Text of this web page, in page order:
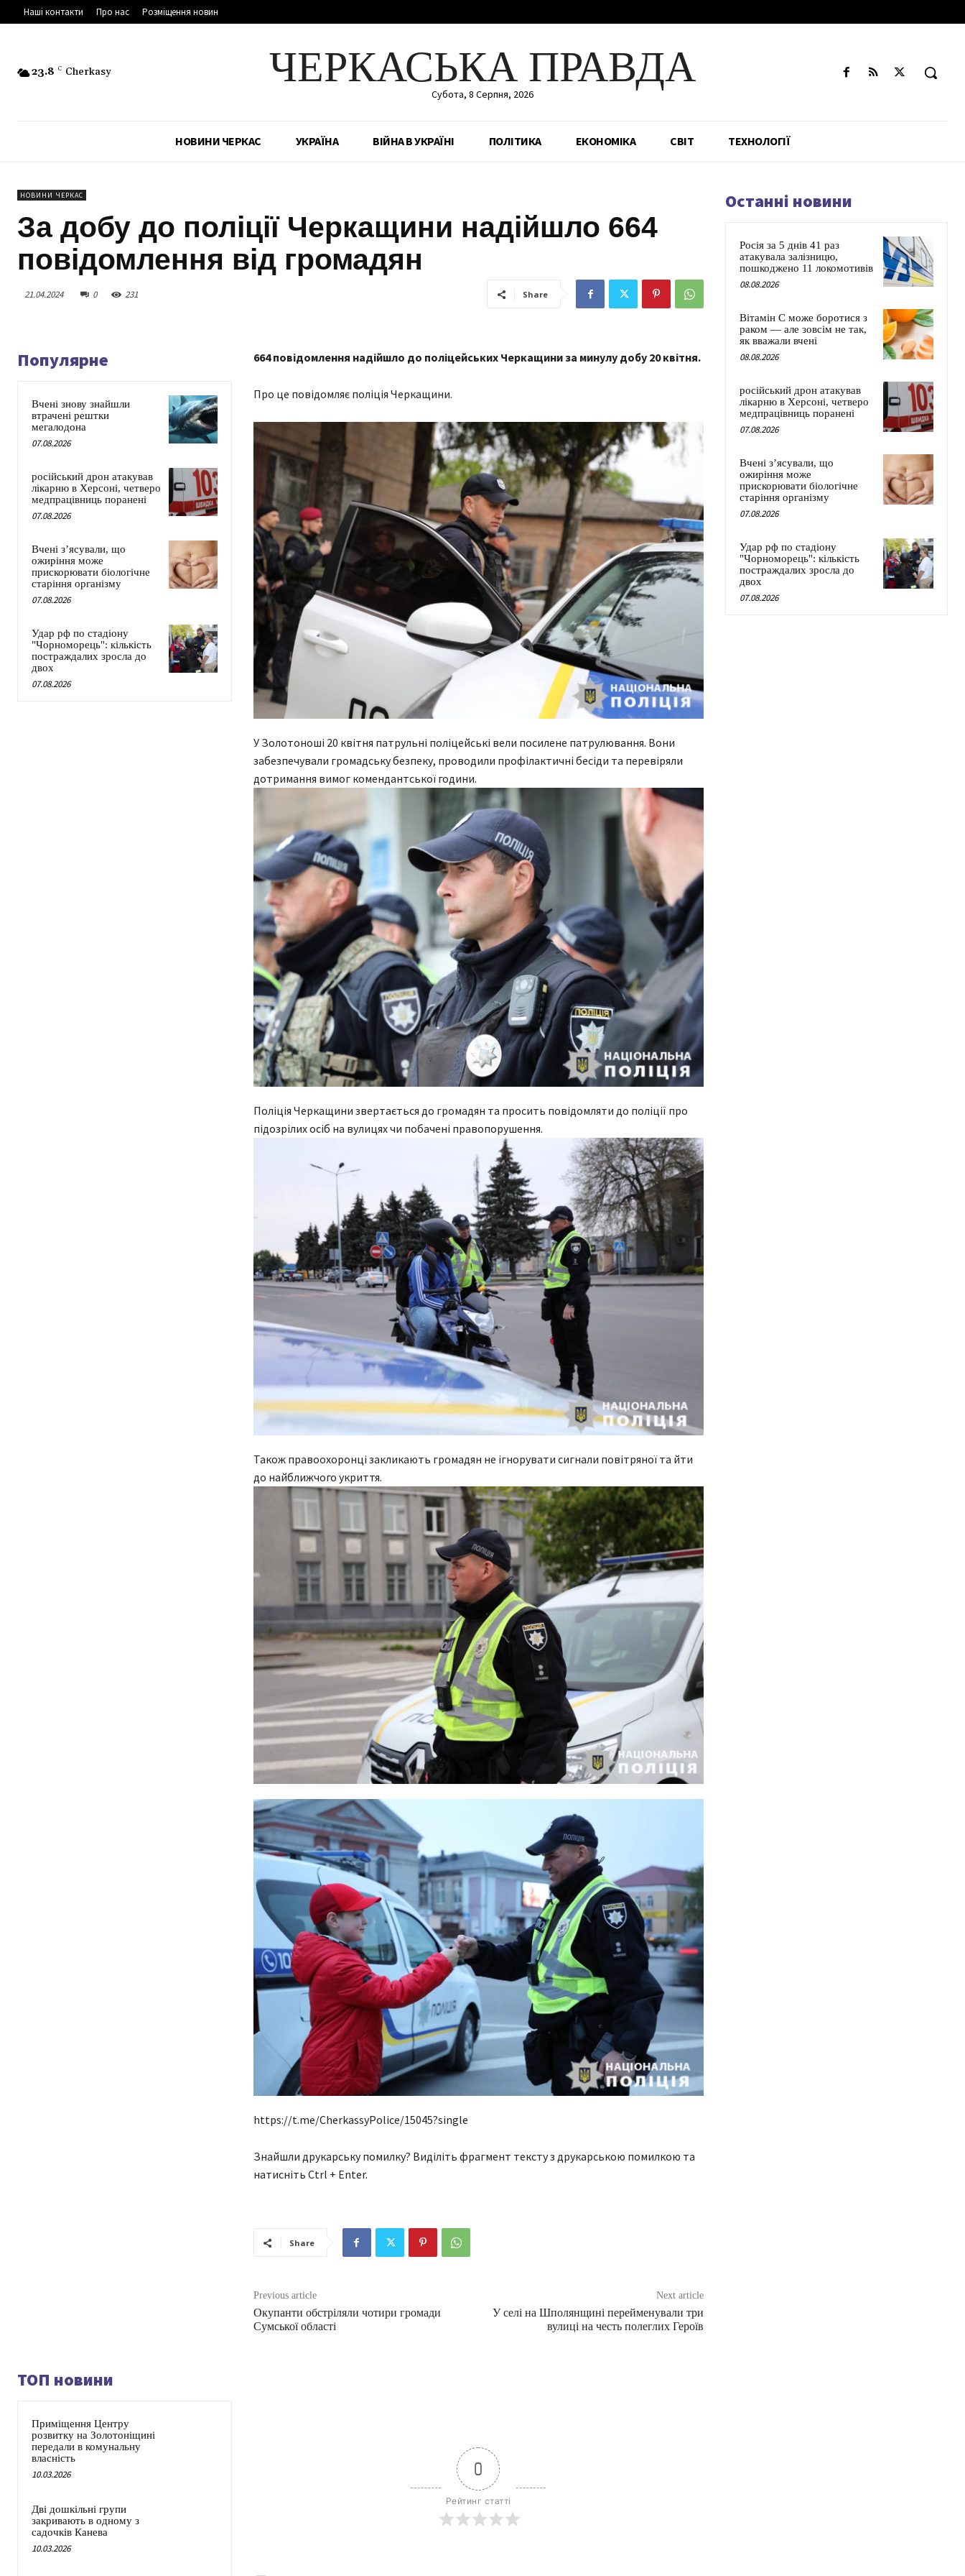
Наші контакти Про нас Розміщення новин
23.8 C Cherkasy ЧЕРКАСЬКА ПРАВДА
Субота, 8 Серпня, 2026
НОВИНИ ЧЕРКАС УКРАЇНА ВІЙНА В УКРАЇНІ ПОЛІТИКА ЕКОНОМІКА СВІТ ТЕХНОЛОГІЇ
НОВИНИ ЧЕРКАС
За добу до поліції Черкащини надійшло 664
повідомлення від громадян
21.04.2024 0 231 Share
Популярне
Вчені знову знайшли
втрачені рештки
мегалодона
07.08.2026
російський дрон атакував
лікарню в Херсоні, четверо
медпрацівниць поранені
07.08.2026
Вчені з’ясували, що
ожиріння може
прискорювати біологічне
старіння організму
07.08.2026
Удар рф по стадіону
"Чорноморець": кількість
постраждалих зросла до
двох
07.08.2026
664 повідомлення надійшло до поліцейських Черкащини за минулу добу 20 квітня.
Про це повідомляє поліція Черкащини.
У Золотоноші 20 квітня патрульні поліцейські вели посилене патрулювання. Вони
забезпечували громадську безпеку, проводили профілактичні бесіди та перевіряли
дотримання вимог комендантської години.
Поліція Черкащини звертається до громадян та просить повідомляти до поліції про
підозрілих осіб на вулицях чи побачені правопорушення.
Також правоохоронці закликають громадян не ігнорувати сигнали повітряної та йти
до найближчого укриття.
https://t.me/CherkassyPolice/15045?single
Знайшли друкарську помилку? Виділіть фрагмент тексту з друкарською помилкою та
натисніть Ctrl + Enter.
Share
Previous article
Окупанти обстріляли чотири громади
Сумської області
Next article
У селі на Шполянщині перейменували три
вулиці на честь полеглих Героїв
ТОП новини
Приміщення Центру
розвитку на Золотоніщині
передали в комунальну
власність
10.03.2026
Дві дошкільні групи
закривають в одному з
садочків Канева
10.03.2026
0
Рейтинг статті
Останні новини
Росія за 5 днів 41 раз
атакувала залізницю,
пошкоджено 11 локомотивів
08.08.2026
Вітамін C може боротися з
раком — але зовсім не так,
як вважали вчені
08.08.2026
російський дрон атакував
лікарню в Херсоні, четверо
медпрацівниць поранені
07.08.2026
Вчені з’ясували, що
ожиріння може
прискорювати біологічне
старіння організму
07.08.2026
Удар рф по стадіону
"Чорноморець": кількість
постраждалих зросла до
двох
07.08.2026